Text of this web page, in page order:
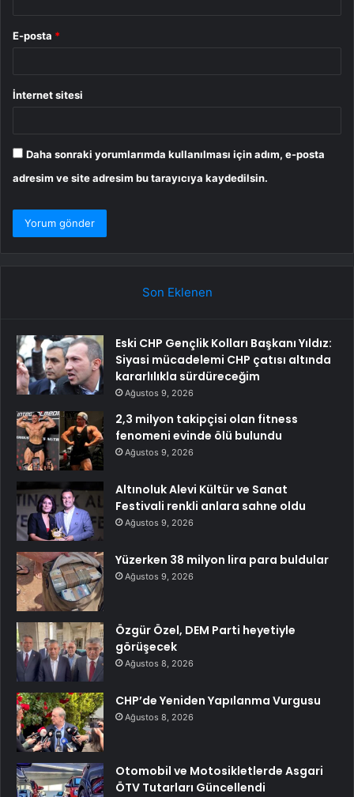
E-posta *
İnternet sitesi
Daha sonraki yorumlarımda kullanılması için adım, e-posta
adresim ve site adresim bu tarayıcıya kaydedilsin.
Son Eklenen
Eski CHP Gençlik Kolları Başkanı Yıldız:
Siyasi mücadelemi CHP çatısı altında
kararlılıkla sürdüreceğim
Ağustos 9, 2026
2,3 milyon takipçisi olan fitness
fenomeni evinde ölü bulundu
Ağustos 9, 2026
Altınoluk Alevi Kültür ve Sanat
Festivali renkli anlara sahne oldu
Ağustos 9, 2026
Yüzerken 38 milyon lira para buldular
Ağustos 9, 2026
Özgür Özel, DEM Parti heyetiyle
görüşecek
Ağustos 8, 2026
CHP’de Yeniden Yapılanma Vurgusu
Ağustos 8, 2026
Otomobil ve Motosikletlerde Asgari
ÖTV Tutarları Güncellendi